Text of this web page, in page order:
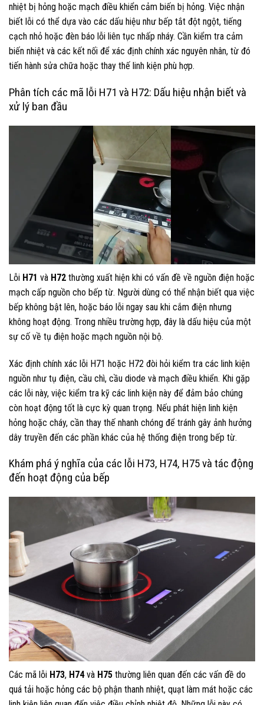
nhiệt bị hỏng hoặc mạch điều khiển cảm biến bị hỏng. Việc nhận
biết lỗi có thể dựa vào các dấu hiệu như bếp tắt đột ngột, tiếng
cạch nhỏ hoặc đèn báo lỗi liên tục nhấp nháy. Cần kiểm tra cảm
biến nhiệt và các kết nối để xác định chính xác nguyên nhân, từ đó
tiến hành sửa chữa hoặc thay thế linh kiện phù hợp.
Phân tích các mã lỗi H71 và H72: Dấu hiệu nhận biết và
xử lý ban đầu
Lỗi H71 và H72 thường xuất hiện khi có vấn đề về nguồn điện hoặc
mạch cấp nguồn cho bếp từ. Người dùng có thể nhận biết qua việc
bếp không bật lên, hoặc báo lỗi ngay sau khi cắm điện nhưng
không hoạt động. Trong nhiều trường hợp, đây là dấu hiệu của một
sự cố về tụ điện hoặc mạch nguồn nội bộ.
Xác định chính xác lỗi H71 hoặc H72 đòi hỏi kiểm tra các linh kiện
nguồn như tụ điện, cầu chì, cầu diode và mạch điều khiển. Khi gặp
các lỗi này, việc kiểm tra kỹ các linh kiện này để đảm bảo chúng
còn hoạt động tốt là cực kỳ quan trọng. Nếu phát hiện linh kiện
hỏng hoặc cháy, cần thay thế nhanh chóng để tránh gây ảnh hưởng
dây truyền đến các phần khác của hệ thống điện trong bếp từ.
Khám phá ý nghĩa của các lỗi H73, H74, H75 và tác động
đến hoạt động của bếp
Các mã lỗi H73, H74và H75 thường liên quan đến các vấn đề do
quá tải hoặc hỏng các bộ phận thanh nhiệt, quạt làm mát hoặc các